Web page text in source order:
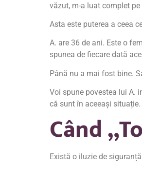
văzut, m-a luat complet
Asta este puterea a ceea
A. are 36 de ani. Este o
spunea de fiecare dată
Până nu a mai fost bine.
Voi spune povestea lui A.
că sunt în aceeași situație.
Când
Există o iluzie de